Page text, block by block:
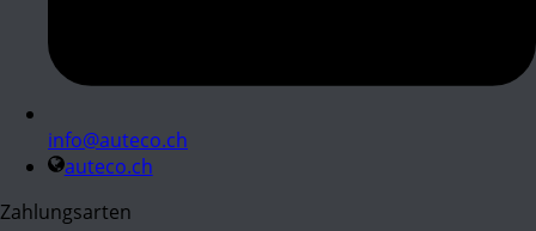
info@auteco.ch
auteco.ch
Zahlungsarten